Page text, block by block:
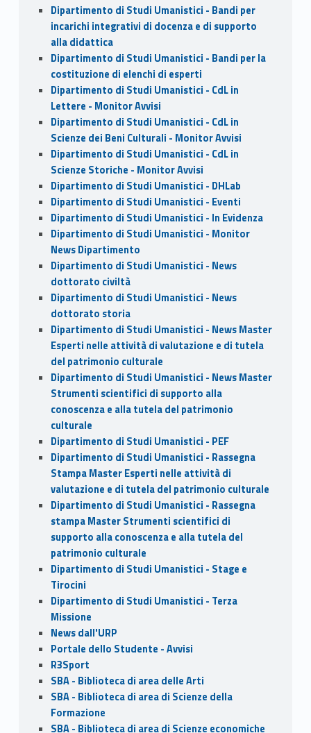
Dipartimento di Studi Umanistici - Bandi per
incarichi integrativi di docenza e di supporto
alla didattica
Dipartimento di Studi Umanistici - Bandi per la
costituzione di elenchi di esperti
Dipartimento di Studi Umanistici - CdL in
Lettere - Monitor Avvisi
Dipartimento di Studi Umanistici - CdL in
Scienze dei Beni Culturali - Monitor Avvisi
Dipartimento di Studi Umanistici - CdL in
Scienze Storiche - Monitor Avvisi
Dipartimento di Studi Umanistici - DHLab
Dipartimento di Studi Umanistici - Eventi
Dipartimento di Studi Umanistici - In Evidenza
Dipartimento di Studi Umanistici - Monitor
News Dipartimento
Dipartimento di Studi Umanistici - News
dottorato civiltà
Dipartimento di Studi Umanistici - News
dottorato storia
Dipartimento di Studi Umanistici - News Master
Esperti nelle attività di valutazione e di tutela
del patrimonio culturale
Dipartimento di Studi Umanistici - News Master
Strumenti scientifici di supporto alla
conoscenza e alla tutela del patrimonio
culturale
Dipartimento di Studi Umanistici - PEF
Dipartimento di Studi Umanistici - Rassegna
Stampa Master Esperti nelle attività di
valutazione e di tutela del patrimonio culturale
Dipartimento di Studi Umanistici - Rassegna
stampa Master Strumenti scientifici di
supporto alla conoscenza e alla tutela del
patrimonio culturale
Dipartimento di Studi Umanistici - Stage e
Tirocini
Dipartimento di Studi Umanistici - Terza
Missione
News dall'URP
Portale dello Studente - Avvisi
R3Sport
SBA - Biblioteca di area delle Arti
SBA - Biblioteca di area di Scienze della
Formazione
SBA - Biblioteca di area di Scienze economiche